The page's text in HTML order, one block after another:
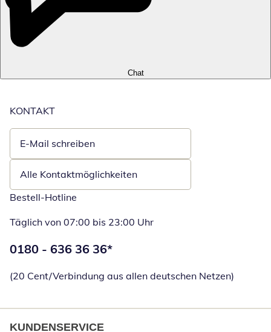
Chat
KONTAKT
E-Mail schreiben
Öffnet E-Mail-Client
Alle Kontaktmöglichkeiten
Bestell-Hotline
Täglich von 07:00 bis 23:00 Uhr
Telefonnummer:
0180 - 636 36 36*
(20 Cent/Verbindung aus allen deutschen Netzen)
KUNDENSERVICE